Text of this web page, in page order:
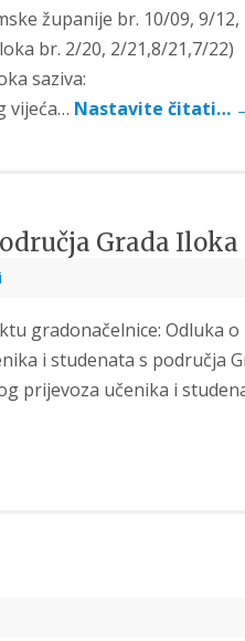
županije br. 10/09, 9/12,
br. 2/20, 2/21,8/21,7/22)
Grada Iloka
Nastavite čitati…
Grada Iloka
gradonačelnice: Odluka o
i studenata s područja
prijevoza učenika i